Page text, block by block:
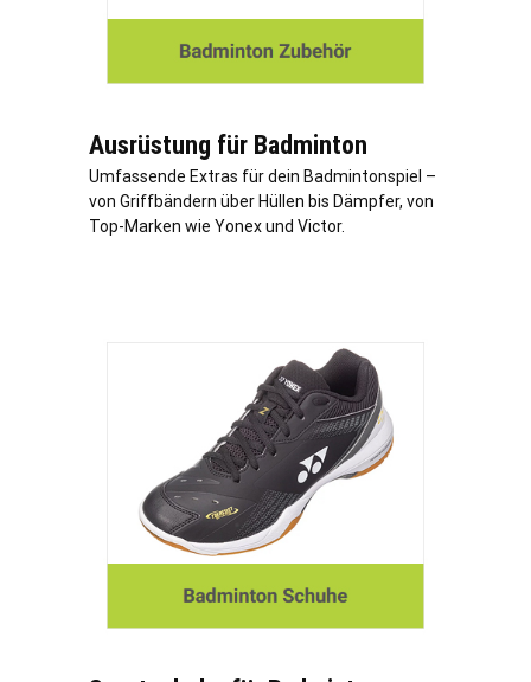
Ausrüstung für Badminton
Umfassende Extras für dein Badmintonspiel –
von Griffbändern über Hüllen bis Dämpfer, von
Top-Marken wie Yonex und Victor.